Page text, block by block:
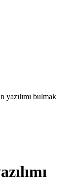
yazılımı bulmak